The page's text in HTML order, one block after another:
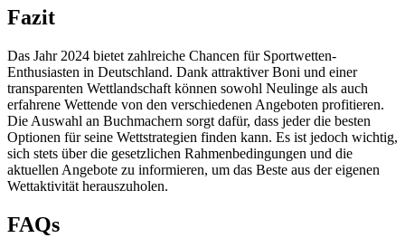
Fazit
Das Jahr 2024 bietet zahlreiche Chancen für Sportwetten-
Enthusiasten in Deutschland. Dank attraktiver Boni und einer
transparenten Wettlandschaft können sowohl Neulinge als auch
erfahrene Wettende von den verschiedenen Angeboten profitieren.
Die Auswahl an Buchmachern sorgt dafür, dass jeder die besten
Optionen für seine Wettstrategien finden kann. Es ist jedoch wichtig,
sich stets über die gesetzlichen Rahmenbedingungen und die
aktuellen Angebote zu informieren, um das Beste aus der eigenen
Wettaktivität herauszuholen.
FAQs